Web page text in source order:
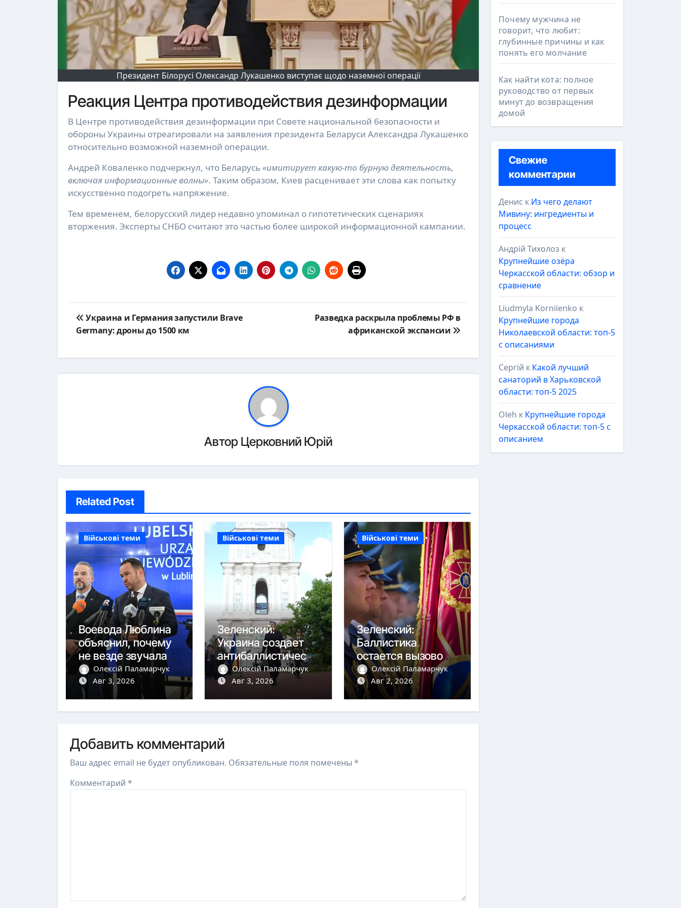
Президент Білорусі Олександр Лукашенко виступає щодо наземної операції
Реакция Центра противодействия дезинформации
В Центре противодействия дезинформации при Совете национальной безопасности и
обороны Украины отреагировали на заявления президента Беларуси Александра Лукашенко
относительно возможной наземной операции.
Андрей Коваленко подчеркнул, что Беларусь «имитирует какую-то бурную деятельность,
включая информационные волны». Таким образом, Киев расценивает эти слова как попытку
искусственно подогреть напряжение.
Тем временем, белорусский лидер недавно упоминал о гипотетических сценариях
вторжения. Эксперты СНБО считают это частью более широкой информационной кампании.
Навигация
по
Украина и Германия запустили Brave
Germany: дроны до 1500 км
Разведка раскрыла проблемы РФ в
африканской экспансии
Автор Церковний Юрій
Related Post
Військові теми
Воевода Люблина
объяснил, почему
не везде звучала
тревога
Олексій Паламарчук
Авг 3, 2026
Військові теми
Зеленский:
Украина создает
антибаллистическу
ю систему «Фрея»
с Европой
Олексій Паламарчук
Авг 3, 2026
Військові теми
Зеленский:
Баллистика
остается вызовом,
но дроны сбиваем
более чем на 90%
Олексій Паламарчук
Авг 2, 2026
Добавить комментарий
Ваш адрес email не будет опубликован. Обязательные поля помечены *
Комментарий *
Почему мужчина не
говорит, что любит:
глубинные причины и как
понять его молчание
Как найти кота: полное
руководство от первых
минут до возвращения
домой
Свежие
комментарии
Денис к Из чего делают
Мивину: ингредиенты и
процесс
Андрій Тихолоз к
Крупнейшие озёра
Черкасской области: обзор и
сравнение
Liudmyla Korniienko к
Крупнейшие города
Николаевской области: топ-5
с описаниями
Сергій к Какой лучший
санаторий в Харьковской
области: топ-5 2025
Oleh к Крупнейшие города
Черкасской области: топ-5 с
описанием